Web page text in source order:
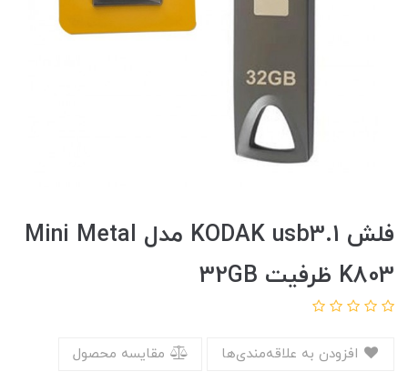
فلش KODAK usb3.1 مدل Mini Metal
K803 ظرفیت 32GB
مقایسه محصول